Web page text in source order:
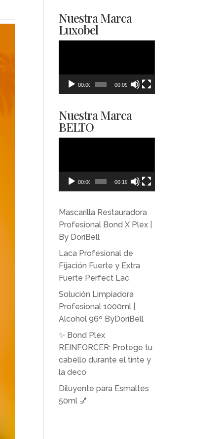
Nuestra Marca
Luxobel
00:00 00:09
Nuestra Marca
BELTO
00:00 00:19
Mascarilla Restauradora
Profesional Bond X Plex |
By DoriBell
Laca Profesional de
Fijación Fuerte y Extra
Fuerte Perfect Lac
Solución Limpiadora
Profesional 1000ml |
Alcohol 96º ByDoriBell
✨ Bond Plex
REINFORCER: Protege tu
cabello durante el tinte y
la deco
Diluyente para Esmaltes
50ml 💅